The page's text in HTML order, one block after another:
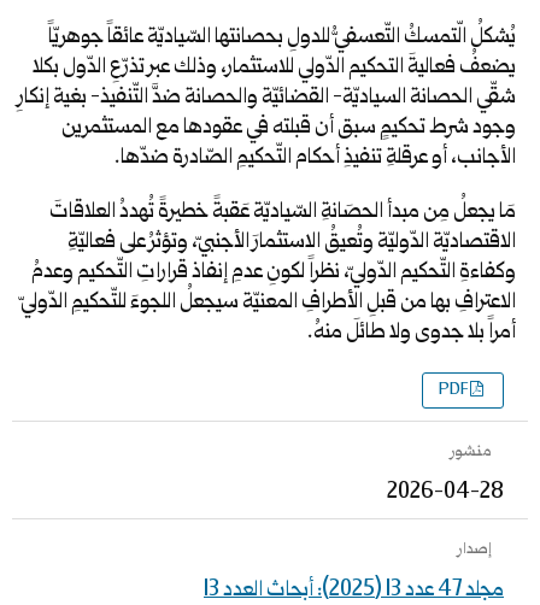
يُشكلُ الّتمسكُ التّعسفيُّ للدولِ بحصانتها السّياديّة عائقاً جوهريّاً
يضعفُ فعاليةَ التحكيم الدّولي للاستثمار، وذلك عبر تذرّعِ الدّول بكلا
شقّي الحصانة السياديّة- القضائيّة والحصانة ضدَّ التّنفيذ- بغية إنكارِ
وجود شرط تحكيمٍ سبق أن قبلته في عقودها مع المستثمرين
الأجانب، أو عرقلةِ تنفيذِ أحكام التّحكيمِ الصّادرة ضدّها.
مَا يجعلُ مِن مبدأ الحصَانةِ السّياديّة عَقبةً خطيرةً تُهددُ العلاقاتَ
الاقتصاديّة الدّوليّة وتُعيقُ الاستثمارَ الأجنبيّ، وتؤثرُ على فعاليّةِ
وكفاءةِ التّحكيم الدّوليّ، نظراً لكونِ عدمِ إنفاذ قراراتِ التّحكيم وعدمُ
الاعترافِ بها من قبلِ الأطرافِ المعنيّة سيجعلُ اللجوءَ للتّحكيمِ الدّوليّ
أمراً بلا جدوى ولا طائلَ منهُ.
PDF
منشور
2026-04-28
إصدار
مجلد 47 عدد 13 (2025): أبحاث العدد 13